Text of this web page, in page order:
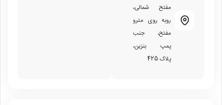
مفتح شمالی،
روبه روی مترو
مفتح، جنب
پمپ بنزین،
پلاک 425